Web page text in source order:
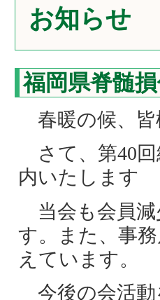
お知らせ
福岡県脊髄
春暖の候、皆
さて、第40回
内いたします
当会も会員減
す。また、事
えています。
今後の会活動